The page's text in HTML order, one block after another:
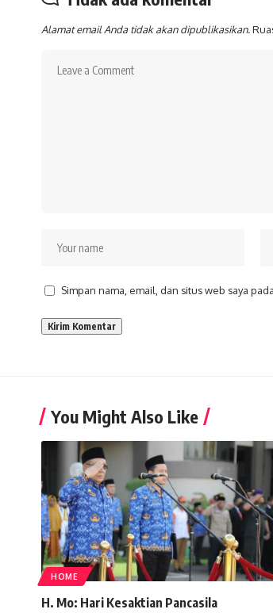
Alamat email Anda tidak akan dipublikasikan.
Simpan nama, email, dan situs web saya
You Might Also Like
HOME
H. Mo: Hari Kesaktian Pancasila